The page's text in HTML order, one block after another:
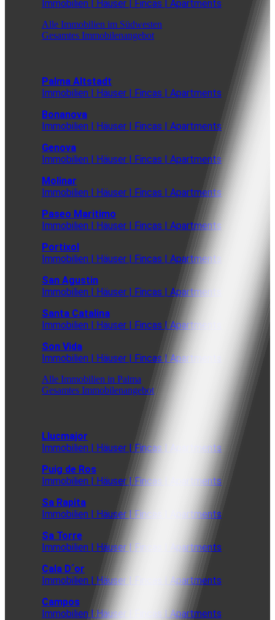
Immobilien | Häuser | Fincas | Apartments
Alle Immobilien im Südwesten
Gesamtes Immobilenangebot
Palma Altstadt
Immobilien | Häuser | Fincas | Apartments
Bonanova
Immobilien | Häuser | Fincas | Apartments
Genova
Immobilien | Häuser | Fincas | Apartments
Molinar
Immobilien | Häuser | Fincas | Apartments
Paseo Maritimo
Immobilien | Häuser | Fincas | Apartments
Portixol
Immobilien | Häuser | Fincas | Apartments
San Agustin
Immobilien | Häuser | Fincas | Apartments
Santa Catalina
Immobilien | Häuser | Fincas | Apartments
Son Vida
Immobilien | Häuser | Fincas | Apartments
Alle Immobilien in Palma
Gesamtes Immobilenangebot
Llucmajor
Immobilien | Häuser | Fincas | Apartments
Puig de Ros
Immobilien | Häuser | Fincas | Apartments
Sa Rapita
Immobilien | Häuser | Fincas | Apartments
Sa Torre
Immobilien | Häuser | Fincas | Apartments
Cala D´or
Immobilien | Häuser | Fincas | Apartments
Campos
Immobilien | Häuser | Fincas | Apartments